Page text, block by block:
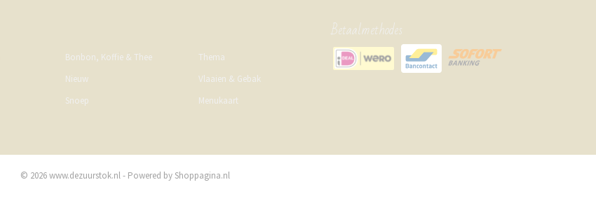
Bonbon, Koffie & Thee
Nieuw
Snoep
Thema
Vlaaien & Gebak
Menukaart
Betaalmethodes
© 2026 www.dezuurstok.nl - Powered by Shoppagina.nl